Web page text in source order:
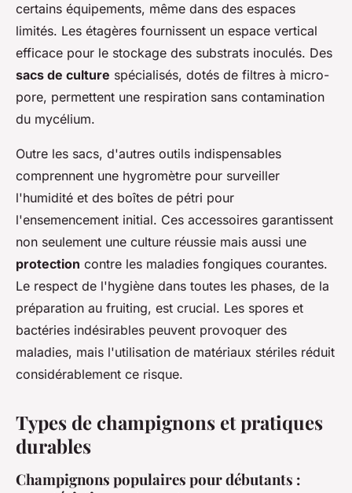
certains équipements, même dans des espaces
limités. Les étagères fournissent un espace vertical
efficace pour le stockage des substrats inoculés. Des
sacs de culture spécialisés, dotés de filtres à micro-
pore, permettent une respiration sans contamination
du mycélium.
Outre les sacs, d'autres outils indispensables
comprennent une hygromètre pour surveiller
l'humidité et des boîtes de pétri pour
l'ensemencement initial. Ces accessoires garantissent
non seulement une culture réussie mais aussi une
protection contre les maladies fongiques courantes.
Le respect de l'hygiène dans toutes les phases, de la
préparation au fruiting, est crucial. Les spores et
bactéries indésirables peuvent provoquer des
maladies, mais l'utilisation de matériaux stériles réduit
considérablement ce risque.
Types de champignons et pratiques
durables
Champignons populaires pour débutants :